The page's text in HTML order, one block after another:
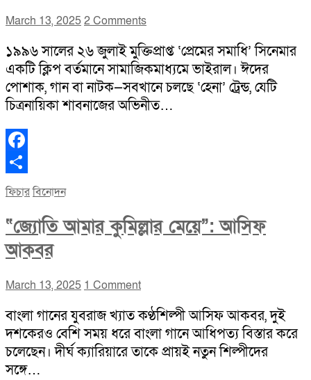
March 13, 20252 Comments
১৯৯৬ সালের ২৬ জুলাই মুক্তিপ্রাপ্ত ‘প্রেমের সমাধি’ সিনেমার
একটি ক্লিপ বর্তমানে সামাজিকমাধ্যমে ভাইরাল। ঈদের
পোশাক, গান বা নাটক—সবখানে চলছে ‘হেনা’ ট্রেন্ড, যেটি
চিত্রনায়িকা শাবনাজের অভিনীত…
Facebook
Share
ফিচারবিনোদন
“জ্যোতি আমার কুমিল্লার মেয়ে”: আসিফ
আকবর
March 13, 2025 1 Comment
বাংলা গানের যুবরাজ খ্যাত কণ্ঠশিল্পী আসিফ আকবর, দুই
দশকেরও বেশি সময় ধরে বাংলা গানে আধিপত্য বিস্তার করে
চলেছেন। দীর্ঘ ক্যারিয়ারে তাকে প্রায়ই নতুন শিল্পীদের
সঙ্গে…